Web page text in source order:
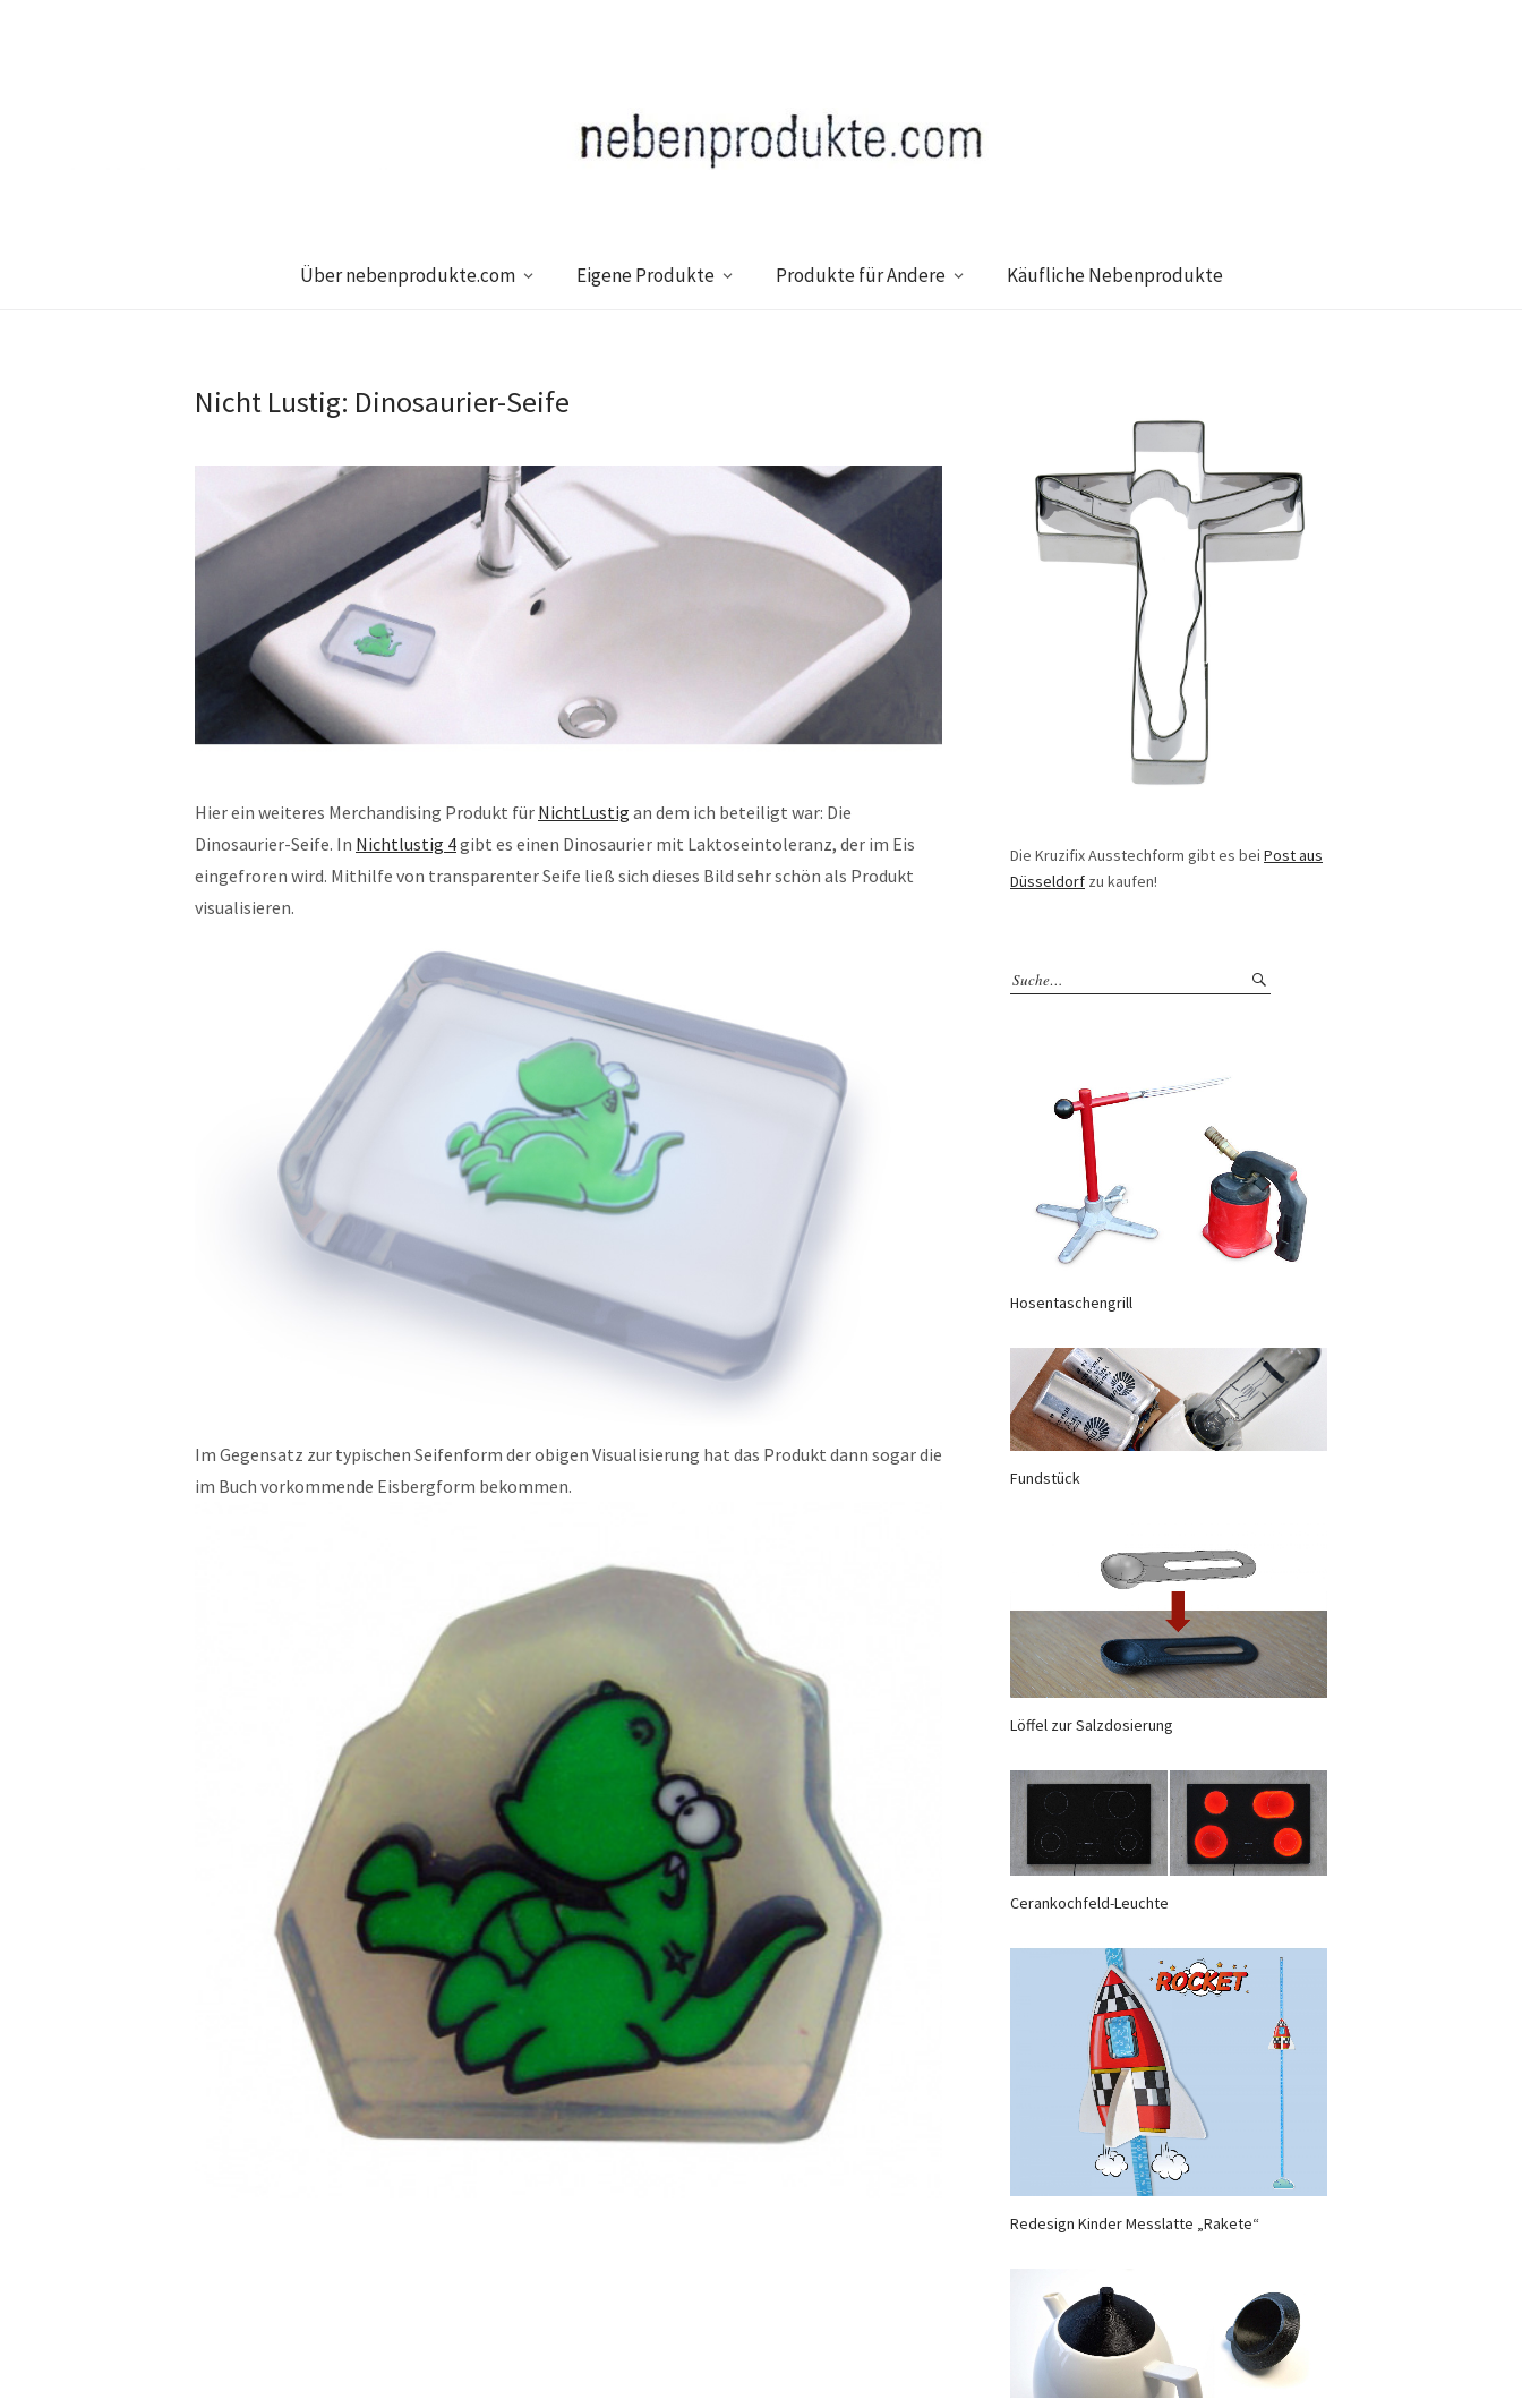
Über nebenprodukte.com Eigene Produkte Produkte für Andere Käufliche Nebenprodukte
Nicht Lustig: Dinosaurier-Seife
Hier ein weiteres Merchandising Produkt für NichtLustig an dem ich beteiligt war: Die
Dinosaurier-Seife. In Nichtlustig 4gibt es einen Dinosaurier mit Laktoseintoleranz, der im Eis
eingefroren wird. Mithilfe von transparenter Seife ließ sich dieses Bild sehr schön als Produkt
visualisieren.
Im Gegensatz zur typischen Seifenform der obigen Visualisierung hat das Produkt dann sogar die
im Buch vorkommende Eisbergform bekommen.
Die Kruzifix Ausstechform gibt es bei Post aus
Düsseldorf zu kaufen!
Hosentaschengrill
Fundstück
Löffel zur Salzdosierung
Cerankochfeld-Leuchte
Redesign Kinder Messlatte „Rakete“